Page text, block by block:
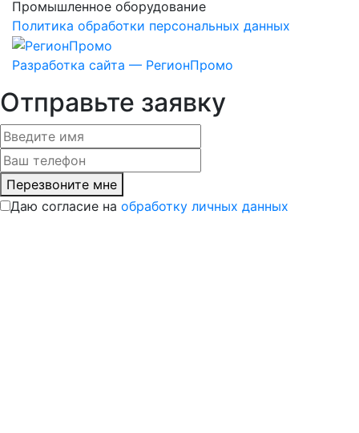
Промышленное оборудование
Политика обработки персональных данных
Разработка сайта — РегионПромо
Отправьте заявку
Перезвоните мне
Даю согласие на обработку личных данных